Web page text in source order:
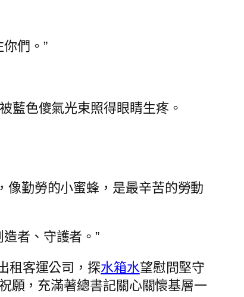
們。”
藍色傻氣光束照得眼睛生疼。
像勤勞的小蜜蜂，是最辛苦的勞動
者、守護者。”
租客運公司，探水箱水望慰問堅守
願，充滿著總書記關心關懷基層一